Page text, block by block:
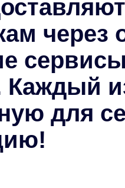
Каждый
для